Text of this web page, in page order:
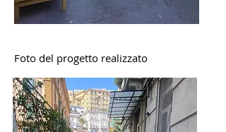
Foto del progetto realizzato